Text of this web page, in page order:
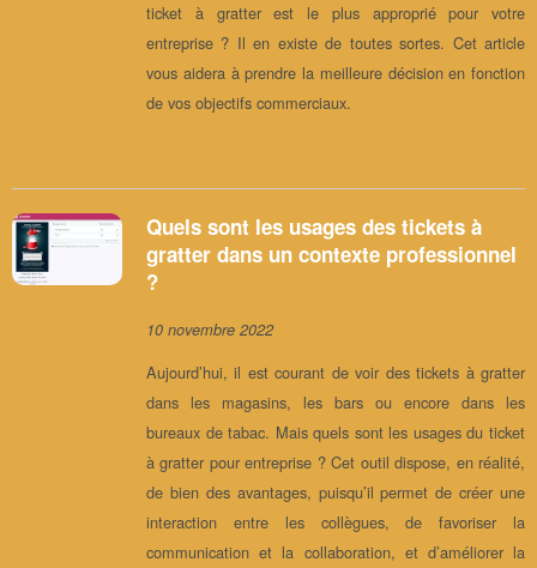
ticket à gratter est le plus approprié pour votre
entreprise ? Il en existe de toutes sortes. Cet article
vous aidera à prendre la meilleure décision en fonction
de vos objectifs commerciaux.
Quels sont les usages des tickets à
gratter dans un contexte professionnel
?
10 novembre 2022
Aujourd’hui, il est courant de voir des tickets à gratter
dans les magasins, les bars ou encore dans les
bureaux de tabac. Mais quels sont les usages du ticket
à gratter pour entreprise ? Cet outil dispose, en réalité,
de bien des avantages, puisqu’il permet de créer une
interaction entre les collègues, de favoriser la
communication et la collaboration, et d’améliorer la